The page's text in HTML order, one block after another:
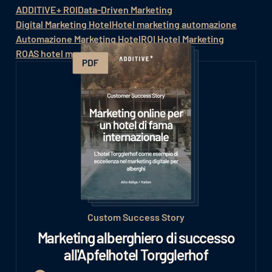
ADDITIVE+ ROIData-Driven Marketing
Digital Marketing HotelHotel marketing automazione
Automazione Marketing HotelROI Hotel Marketing
ROAS hotel marketing
Custom Success Story
Marketing alberghiero di successo
all'Apfelhotel Torgglerhof